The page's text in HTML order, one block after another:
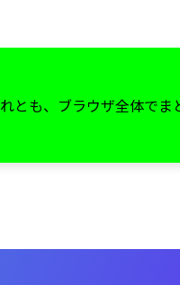
とも、ブラウザ全体でま